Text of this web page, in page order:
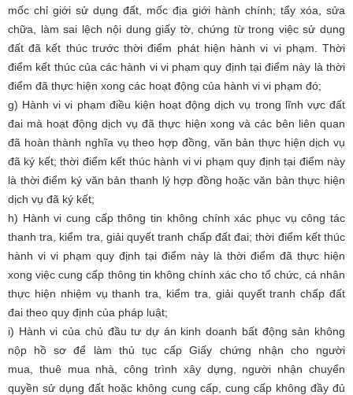
mốc chỉ giới sử dụng đất, mốc địa giới hành chính; tẩy xóa, sửa
chữa, làm sai lệch nội dung giấy tờ, chứng từ trong việc sử dụng
đất đã kết thúc trước thời điểm phát hiện hành vi vi phạm. Thời
điểm kết thúc của các hành vi vi phạm quy định tại điểm này là thời
điểm đã thực hiện xong các hoạt động của hành vi vi phạm đó;
g) Hành vi vi phạm điều kiện hoạt động dịch vụ trong lĩnh vực đất
đai mà hoạt động dịch vụ đã thực hiện xong và các bên liên quan
đã hoàn thành nghĩa vụ theo hợp đồng, văn bản thực hiện dịch vụ
đã ký kết; thời điểm kết thúc hành vi vi phạm quy định tại điểm này
là thời điểm ký văn bản thanh lý hợp đồng hoặc văn bản thực hiện
dịch vụ đã ký kết;
h) Hành vi cung cấp thông tin không chính xác phục vụ công tác
thanh tra, kiểm tra, giải quyết tranh chấp đất đai; thời điểm kết thúc
hành vi vi phạm quy định tại điểm này là thời điểm đã thực hiện
xong việc cung cấp thông tin không chính xác cho tổ chức, cá nhân
thực hiện nhiệm vụ thanh tra, kiểm tra, giải quyết tranh chấp đất
đai theo quy định của pháp luật;
i) Hành vi của chủ đầu tư dự án kinh doanh bất động sản không
nộp hồ sơ để làm thủ tục cấp Giấy chứng nhận cho người
mua, thuê mua nhà, công trình xây dựng, người nhận chuyển
quyền sử dụng đất hoặc không cung cấp, cung cấp không đầy đủ